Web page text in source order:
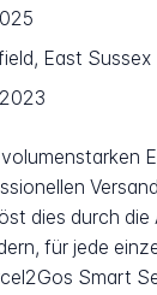
East Sussex
dies durch
für jede
Smart